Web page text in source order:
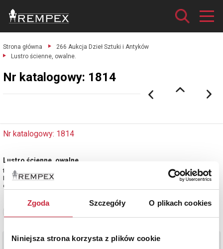
Zgoda Szczegóły O plikach cookies
Niniejsza strona korzysta z plików cookie
Strona główna
266 Aukcja Dzieł Sztuki i Antyków
Lustro ścienne, owalne.
Nr katalogowy: 1814
Nr katalogowy: 1814
Lustro ścienne, owalne
tafla lustrzana, drewno, gipsatura, złocenie; wys. 52,5 cm, szer. 63 cm;
Europa Zachodnia, Włochy?; XX w.
estymacja: 1 800 - 2 200 zł